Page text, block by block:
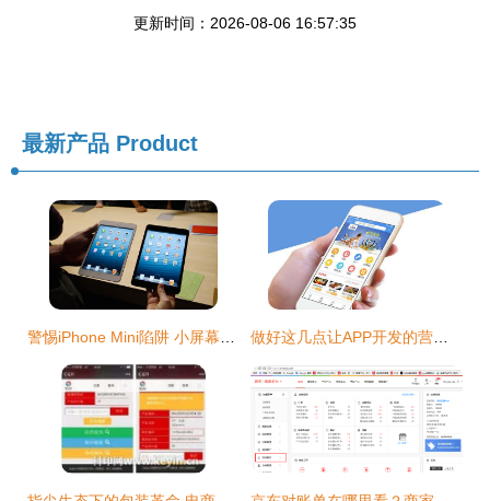
更新时间：2026-08-06 16:57:35
最新产品 Product